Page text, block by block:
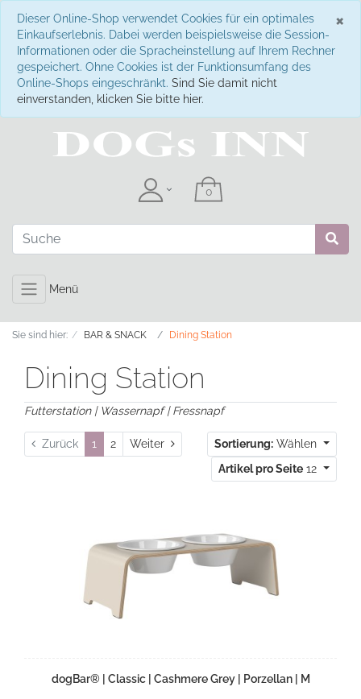
×
Dieser Online-Shop verwendet Cookies für ein optimales
Einkaufserlebnis. Dabei werden beispielsweise die Session-
Informationen oder die Spracheinstellung auf Ihrem Rechner
gespeichert. Ohne Cookies ist der Funktionsumfang des
Online-Shops eingeschränkt. Sind Sie damit nicht
einverstanden, klicken Sie bitte hier.
Menü
Sie sind hier: BAR & SNACK Dining Station
Dining Station
Futterstation | Wassernapf | Fressnapf
Zurück 1 2 Weiter Weiter Sortierung: Wählen
Artikel pro Seite 12
dogBar® | Classic | Cashmere Grey | Porzellan | M